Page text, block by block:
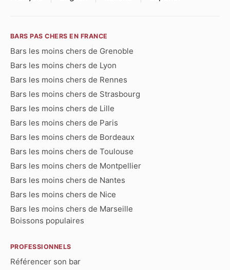
BARS PAS CHERS EN FRANCE
Bars les moins chers de Grenoble
Bars les moins chers de Lyon
Bars les moins chers de Rennes
Bars les moins chers de Strasbourg
Bars les moins chers de Lille
Bars les moins chers de Paris
Bars les moins chers de Bordeaux
Bars les moins chers de Toulouse
Bars les moins chers de Montpellier
Bars les moins chers de Nantes
Bars les moins chers de Nice
Bars les moins chers de Marseille
Boissons populaires
PROFESSIONNELS
Référencer son bar